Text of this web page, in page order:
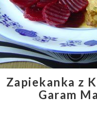
Zapiekanka z
Garam